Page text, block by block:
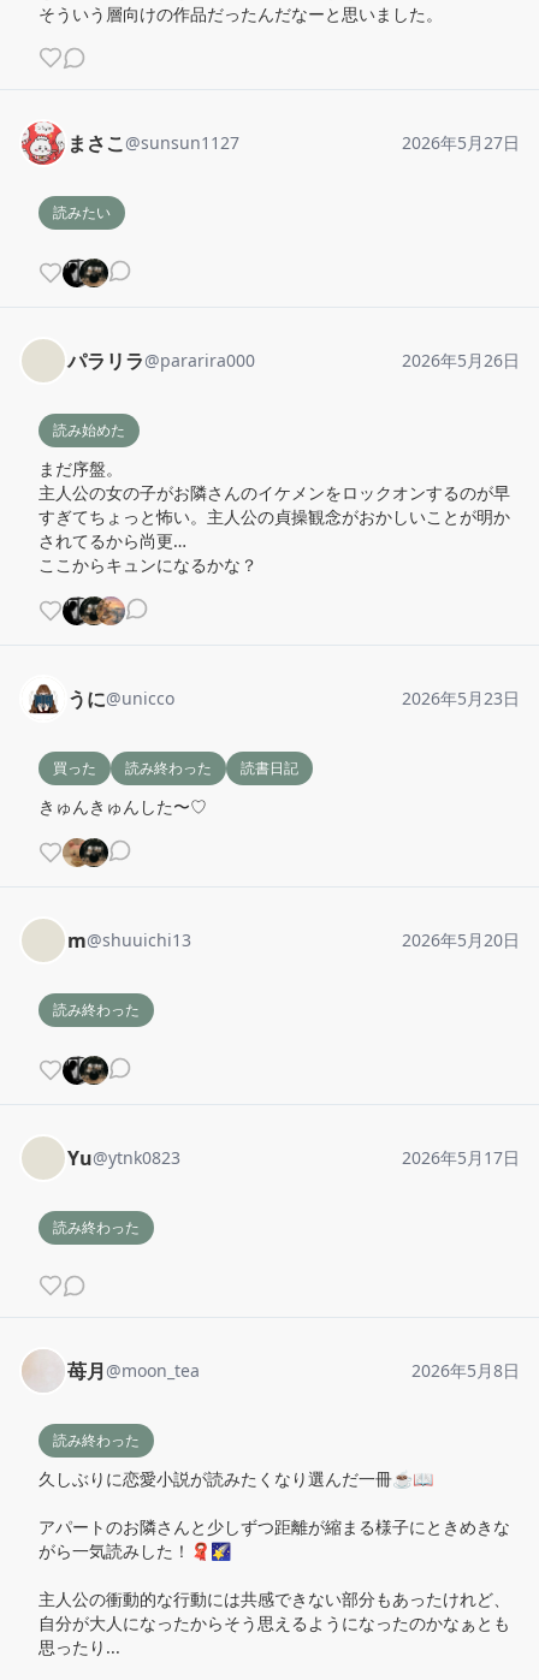
そういう層向けの作品だったんだなーと思いました。
まさこ@sunsun1127 2026年5月27日
読みたい
パラリラ@pararira000 2026年5月26日
読み始めた
まだ序盤。
主人公の女の子がお隣さんのイケメンをロックオンするのが早
すぎてちょっと怖い。主人公の貞操観念がおかしいことが明か
されてるから尚更…
ここからキュンになるかな？
うに@unicco 2026年5月23日
買った 読み終わった 読書日記
きゅんきゅんした〜♡
m@shuuichi13 2026年5月20日
読み終わった
Yu@ytnk0823 2026年5月17日
読み終わった
苺月 @moon_tea 2026年5月8日
読み終わった
久しぶりに恋愛小説が読みたくなり選んだ一冊☕️📖
アパートのお隣さんと少しずつ距離が縮まる様子にときめきな
がら一気読みした！🧣🌠
主人公の衝動的な行動には共感できない部分もあったけれど、
自分が大人になったからそう思えるようになったのかなぁとも
思ったり...